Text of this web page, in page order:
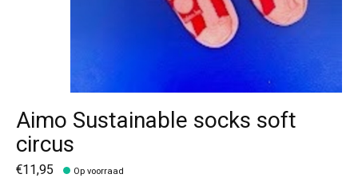
Aimo Sustainable socks soft
circus
€11,95 Op voorraad